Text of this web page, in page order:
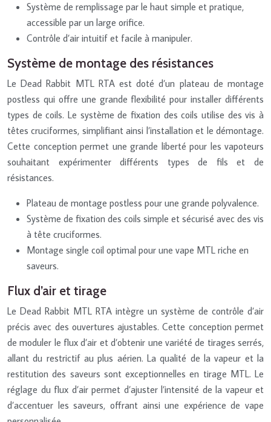
Système de remplissage par le haut simple et pratique,
accessible par un large orifice.
Contrôle d’air intuitif et facile à manipuler.
Système de montage des résistances
Le Dead Rabbit MTL RTA est doté d’un plateau de montage
postless qui offre une grande flexibilité pour installer différents
types de coils. Le système de fixation des coils utilise des vis à
têtes cruciformes, simplifiant ainsi l’installation et le démontage.
Cette conception permet une grande liberté pour les vapoteurs
souhaitant expérimenter différents types de fils et de
résistances.
Plateau de montage postless pour une grande polyvalence.
Système de fixation des coils simple et sécurisé avec des vis
à tête cruciformes.
Montage single coil optimal pour une vape MTL riche en
saveurs.
Flux d’air et tirage
Le Dead Rabbit MTL RTA intègre un système de contrôle d’air
précis avec des ouvertures ajustables. Cette conception permet
de moduler le flux d’air et d’obtenir une variété de tirages serrés,
allant du restrictif au plus aérien. La qualité de la vapeur et la
restitution des saveurs sont exceptionnelles en tirage MTL. Le
réglage du flux d’air permet d’ajuster l’intensité de la vapeur et
d’accentuer les saveurs, offrant ainsi une expérience de vape